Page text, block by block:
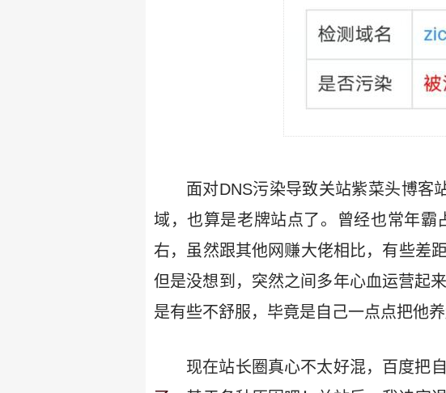
面对DNS污染导致关站紫菜头博客
域，也算是老牌站点了。曾经也常年霸
右，虽然跟其他网赚大佬相比，有些差
但是没想到，突然之间多年心血运营起
是有些不舒服，毕竟是自己一点点把他
现在站长圈真心不太好混，百度把